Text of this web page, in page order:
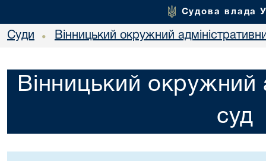
Судова влада
Суди • Вінницький окружний
Вінницький окружний
суд